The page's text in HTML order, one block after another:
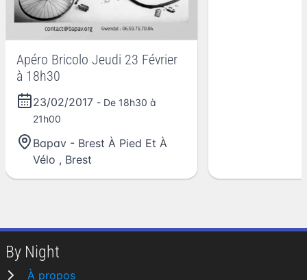
Apéro Bricolo Jeudi 23 Février
à 18h30
23/02/2017 - De 18h30 à
21h00
Bapav - Brest À Pied Et À
Vélo , Brest
By Night
À propos